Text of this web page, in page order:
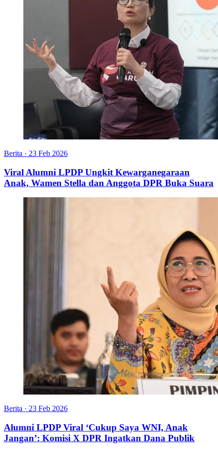
Berita · 23 Feb 2026
Viral Alumni LPDP Ungkit Kewarganegaraan
Anak, Wamen Stella dan Anggota DPR Buka Suara
Berita · 23 Feb 2026
Alumni LPDP Viral ‘Cukup Saya WNI, Anak
Jangan’: Komisi X DPR Ingatkan Dana Publik